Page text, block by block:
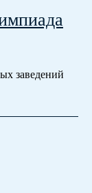
заведений